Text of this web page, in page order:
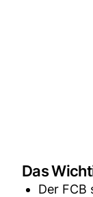
Das
Der FCB